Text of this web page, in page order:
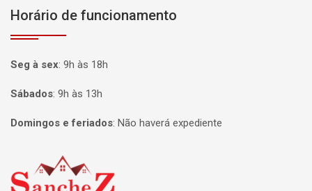
Horário de funcionamento
Seg à sex: 9h às 18h
Sábados: 9h às 13h
Domingos e feriados: Não haverá expediente
Página inicial